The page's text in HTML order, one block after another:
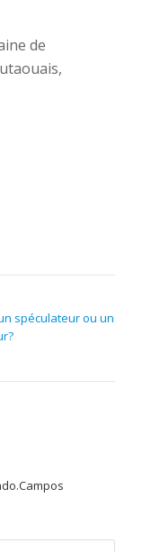
de
spéculateur ou un
Campos